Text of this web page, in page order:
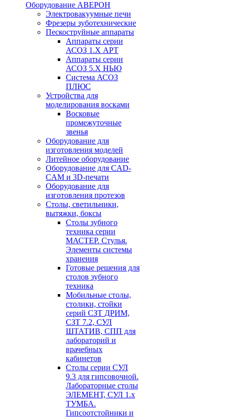
Оборудование АВЕРОН
Электровакуумные печи
Фрезеры зуботехнические
Пескоструйные аппараты
Аппараты серии
АСОЗ 1.Х АРТ
Аппараты серии
АСОЗ 5.Х НЬЮ
Система АСОЗ
ПЛЮС
Устройства для
моделирования восками
Восковые
промежуточные
звенья
Оборудование для
изготовления моделей
Литейное оборудование
Оборудование для CAD-
CAM и 3D-печати
Оборудование для
изготовления протезов
Cтолы, светильники,
вытяжки, боксы
Столы зубного
техника серии
МАСТЕР. Стулья.
Элементы системы
хранения
Готовые решения для
столов зубного
техника
Мобильные столы,
столики, стойки
серий СЗТ ДРИМ,
СЗТ 7.2, СУЛ
ШТАТИВ, СПП для
лабораторий и
врачебных
кабинетов
Столы серии СУЛ
9.3 для гипсовочной.
Лабораторные столы
ЭЛЕМЕНТ, СУЛ 1.х
ТУМБА.
Гипсоотстойники и